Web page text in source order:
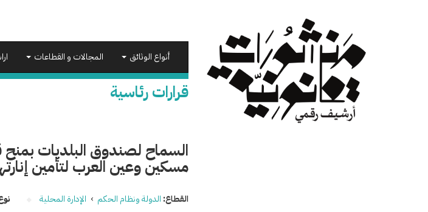
أنواع الوثائق المجالات و القطاعات
قرارات رئاسية
السماح لصندوق البلديات
مسكين وعين العرب لتأمين
القطاع: الدولة ونظام الحكم › الإدارة المحلية